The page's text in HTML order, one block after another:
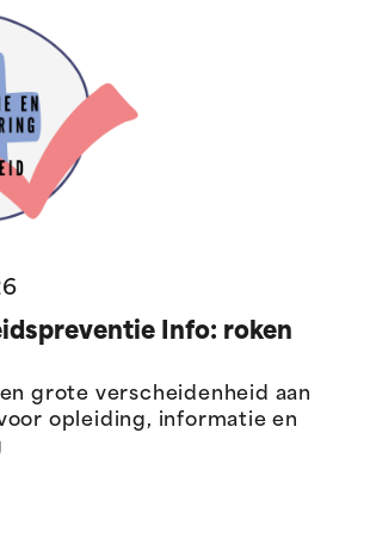
Info: roken
grote verscheidenheid aan
opleiding, informatie en